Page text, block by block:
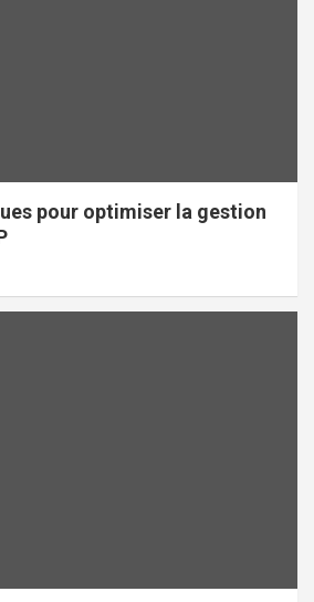
pour optimiser la gestion